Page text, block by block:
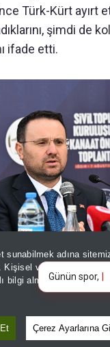
sunabilmek adına
Kişisel verileriniz, KVKK
bilgi almak için
Çerez Ayarlarına
Türk-Kürt ayırt
şimdi de
ifade etti.
Gürlek
Günün spor,
ekonomi
edin